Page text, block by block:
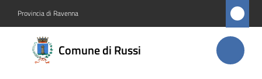
Provincia di Ravenna
Comune di Russi
Comune
di Russi